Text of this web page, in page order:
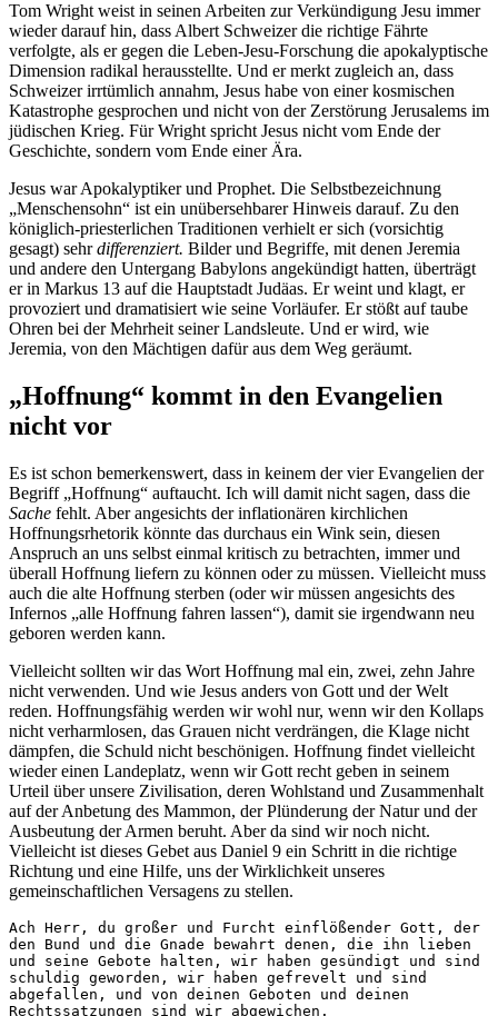
Tom Wright weist in seinen Arbeiten zur Verkündigung Jesu immer
wieder darauf hin, dass Albert Schweizer die richtige Fährte
verfolgte, als er gegen die Leben-Jesu-Forschung die apokalyptische
Dimension radikal herausstellte. Und er merkt zugleich an, dass
Schweizer irrtümlich annahm, Jesus habe von einer kosmischen
Katastrophe gesprochen und nicht von der Zerstörung Jerusalems im
jüdischen Krieg. Für Wright spricht Jesus nicht vom Ende der
Geschichte, sondern vom Ende einer Ära.
Jesus war Apokalyptiker und Prophet. Die Selbstbezeichnung
„Menschensohn“ ist ein unübersehbarer Hinweis darauf. Zu den
königlich-priesterlichen Traditionen verhielt er sich (vorsichtig
gesagt) sehrdifferenziert. Bilder und Begriffe, mit denen Jeremia
und andere den Untergang Babylons angekündigt hatten, überträgt
er in Markus 13 auf die Hauptstadt Judäas. Er weint und klagt, er
provoziert und dramatisiert wie seine Vorläufer. Er stößt auf taube
Ohren bei der Mehrheit seiner Landsleute. Und er wird, wie
Jeremia, von den Mächtigen dafür aus dem Weg geräumt.
„Hoffnung“ kommt in den Evangelien
nicht vor
Es ist schon bemerkenswert, dass in keinem der vier Evangelien der
Begriff „Hoffnung“ auftaucht. Ich will damit nicht sagen, dass die
Sache fehlt. Aber angesichts der inflationären kirchlichen
Hoffnungsrhetorik könnte das durchaus ein Wink sein, diesen
Anspruch an uns selbst einmal kritisch zu betrachten, immer und
überall Hoffnung liefern zu können oder zu müssen. Vielleicht muss
auch die alte Hoffnung sterben (oder wir müssen angesichts des
Infernos „alle Hoffnung fahren lassen“), damit sie irgendwann neu
geboren werden kann.
Vielleicht sollten wir das Wort Hoffnung mal ein, zwei, zehn Jahre
nicht verwenden. Und wie Jesus anders von Gott und der Welt
reden. Hoffnungsfähig werden wir wohl nur, wenn wir den Kollaps
nicht verharmlosen, das Grauen nicht verdrängen, die Klage nicht
dämpfen, die Schuld nicht beschönigen. Hoffnung findet vielleicht
wieder einen Landeplatz, wenn wir Gott recht geben in seinem
Urteil über unsere Zivilisation, deren Wohlstand und Zusammenhalt
auf der Anbetung des Mammon, der Plünderung der Natur und der
Ausbeutung der Armen beruht. Aber da sind wir noch nicht.
Vielleicht ist dieses Gebet aus Daniel 9 ein Schritt in die richtige
Richtung und eine Hilfe, uns der Wirklichkeit unseres
gemeinschaftlichen Versagens zu stellen.
Ach Herr, du großer und Furcht einflößender Gott, der
den Bund und die Gnade bewahrt denen, die ihn lieben
und seine Gebote halten, wir haben gesündigt und sind
schuldig geworden, wir haben gefrevelt und sind
abgefallen, und von deinen Geboten und deinen
Rechtssatzungen sind wir abgewichen.